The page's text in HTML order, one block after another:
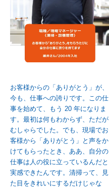
お客様からの「ありがとう」が、
今も、仕事への誇りです。この仕
事を始めて、もう 20 年になりま
す。最初は何もわからず、ただが
むしゃらでした。でも、現場でお
客様から「ありがとう」と声をか
けてもらったとき、ああ、自分の
仕事は人の役に立っているんだと
実感できたんです。清掃って、見
た目をきれいにするだけじゃな